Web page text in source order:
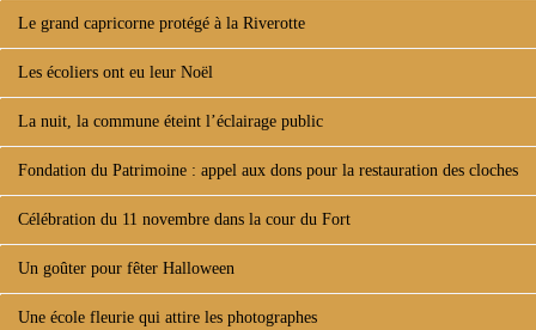
Le grand capricorne protégé à la Riverotte
Les écoliers ont eu leur Noël
La nuit, la commune éteint l’éclairage public
Fondation du Patrimoine : appel aux dons pour la restauration des cloches
Célébration du 11 novembre dans la cour du Fort
Un goûter pour fêter Halloween
Une école fleurie qui attire les photographes